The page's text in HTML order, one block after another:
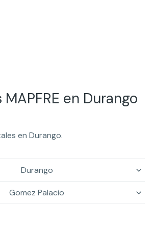
en Durango
en Durango.
Durango
Gomez Palacio